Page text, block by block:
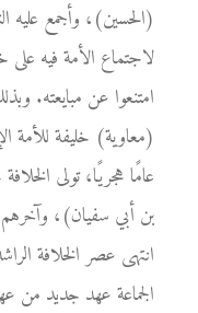
(الحسين)، وأجمع عليه
لاجتماع الأمة فيه على
امتنعوا عن مبايعته.
(معاوية) خليفة للأمة
عامًا هجريًا، تولى
بن أبي سفيان)،
انتهى عصر الخلافة
الجماعة عهد جديد من